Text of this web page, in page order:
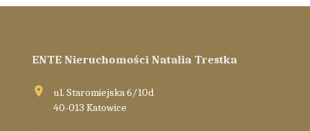
ENTE Nieruchomości Natalia Trestka
ul. Staromiejska 6/10d
40-013 Katowice